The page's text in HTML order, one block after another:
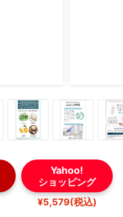
Yahoo!
ショッピング
¥5,579(税込)